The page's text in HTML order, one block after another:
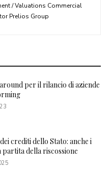
/ Valuations Commercial
Prelios Group
per il rilancio di aziende
crediti dello Stato: anche i
della riscossione